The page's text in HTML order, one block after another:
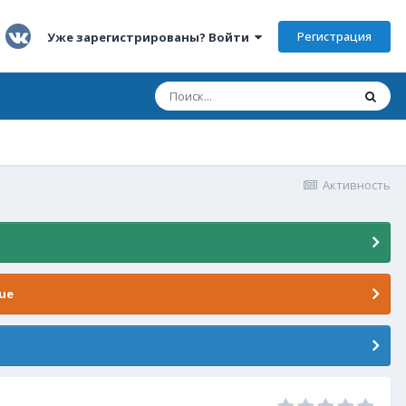
Уже зарегистрированы? Войти Регистрация
Активность